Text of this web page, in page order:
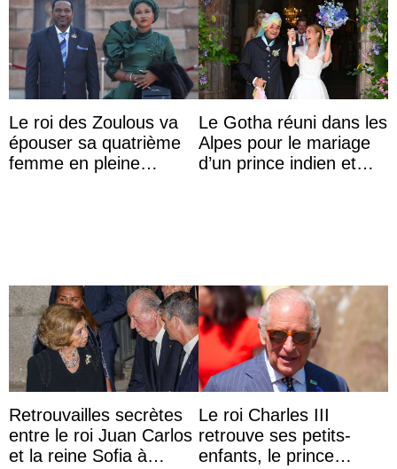
Le roi des Zoulous va
épouser sa quatrième
femme en pleine
Le Gotha réuni dans les
Alpes pour le mariage
d’un prince indien et
Retrouvailles secrètes
entre le roi Juan Carlos
et la reine Sofia à
Le roi Charles III
retrouve ses petits-
enfants, le prince